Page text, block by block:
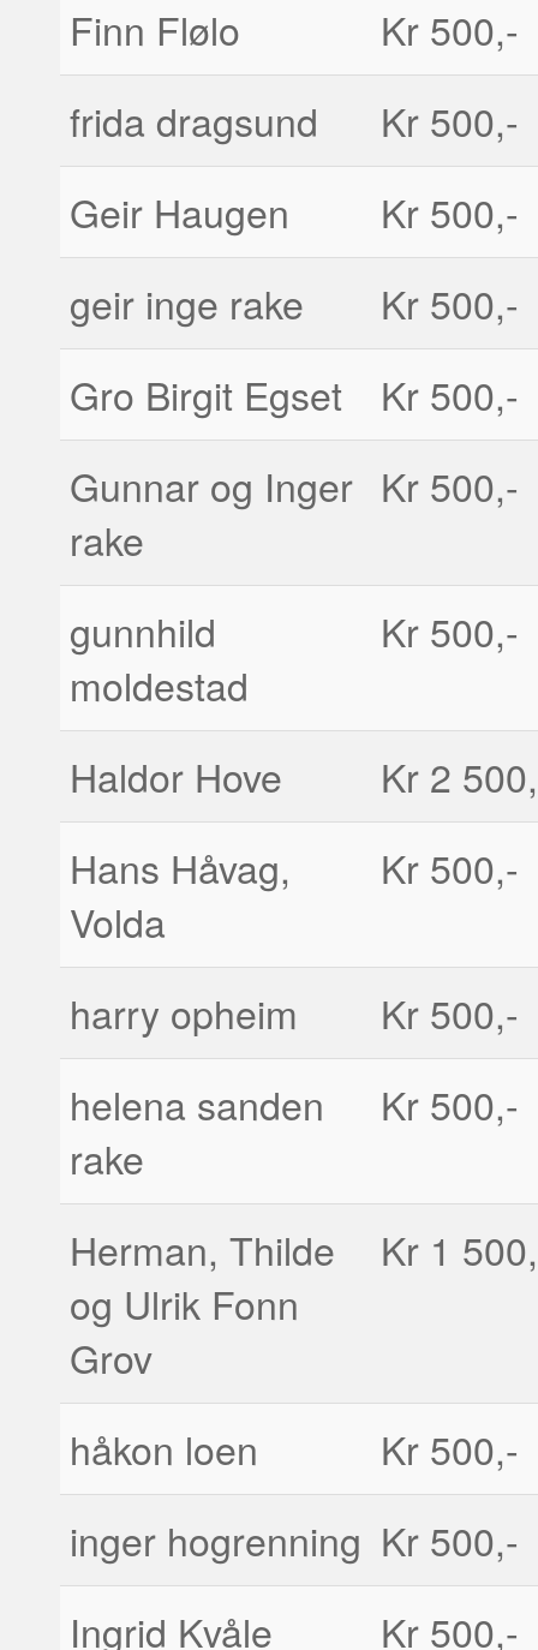
Finn Flølo
Kr 500,-
frida dragsund
Kr 500,-
Geir Haugen
Kr 500,-
geir inge rake
Kr 500,-
Gro Birgit Egset
Kr 500,-
Gunnar og Inger
rake
Kr 500,-
gunnhild
moldestad
Kr 500,-
Haldor Hove
Kr 2
Hans Håvag,
Volda
Kr 500,-
harry opheim
Kr 500,-
helena sanden
rake
Kr 500,-
Herman, Thilde
og Ulrik Fonn
Grov
Kr 1
håkon loen
Kr 500,-
inger hogrenning Kr 500,-
Ingrid Kvåle
Kr 500,-